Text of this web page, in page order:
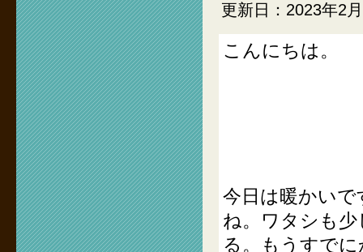
更新日：2023年2
こんにちは。
今日は暖かい
ね。ワタシも
る。もうすで